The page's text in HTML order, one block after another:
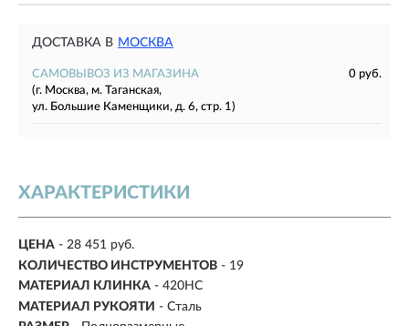
ДОСТАВКА В МОСКВА
САМОВЫВОЗ ИЗ МАГАЗИНА
0 руб.
(г. Москва, м. Таганская,
ул. Большие Каменщики, д. 6, стр. 1)
ХАРАКТЕРИСТИКИ
ЦЕНА - 28 451 руб.
КОЛИЧЕСТВО ИНСТРУМЕНТОВ - 19
МАТЕРИАЛ КЛИНКА - 420HC
МАТЕРИАЛ РУКОЯТИ - Сталь